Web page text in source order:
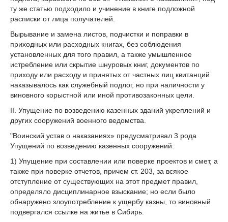
ту же статью подходило и учинение в книге подложной
расписки от лица получателей.
Вырывание и замена листов, подчистки и поправки в
приходных или расходных книгах, без соблюдения
установленных для того правил, a также умышленное
истребление или скрытие шнуровых книг, документов по
приходу или расходу и принятых от частных лиц квитанций
наказывалось как служебный подлог, но при наличности y
виновного корыстной или иной противозаконных цели.
II. Упущение по возведению казенных зданий укреплений и
других сооружений военного ведомства.
"Воинский устав о наказаниях» предусматривал 3 рода
Упущений по возведению казенных сооружений:
1) Упущение при составлении или поверке проектов и смет, a
также при поверке отчетов, причем ст. 203, за всякое
отступление от существующих на этот предмет правил,
определяло дисциплинарное взыскание; но если было
обнаружено злоупотребление к ущербу казны, то виновный
подвергался ссылке на житье в Сибирь.